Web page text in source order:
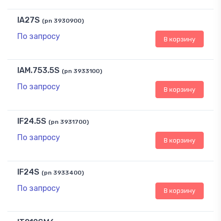
IA27S (pn 3930900)
По запросу В корзину
IAM.753.5S (pn 3933100)
По запросу В корзину
IF24.5S (pn 3931700)
По запросу В корзину
IF24S (pn 3933400)
По запросу В корзину